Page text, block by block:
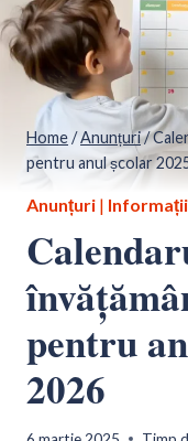
Home/Anunțuri/
pentru anul școlar
Anunțuri | Informații
pentru
2026